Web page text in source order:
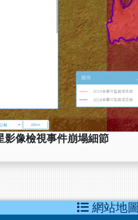
影像檢視事件崩塌細節
網站地圖